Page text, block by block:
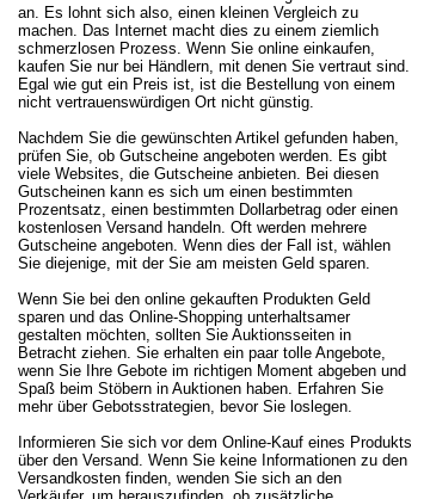
an. Es lohnt sich also, einen kleinen Vergleich zu
machen. Das Internet macht dies zu einem ziemlich
schmerzlosen Prozess. Wenn Sie online einkaufen,
kaufen Sie nur bei Händlern, mit denen Sie vertraut sind.
Egal wie gut ein Preis ist, ist die Bestellung von einem
nicht vertrauenswürdigen Ort nicht günstig.
Nachdem Sie die gewünschten Artikel gefunden haben,
prüfen Sie, ob Gutscheine angeboten werden. Es gibt
viele Websites, die Gutscheine anbieten. Bei diesen
Gutscheinen kann es sich um einen bestimmten
Prozentsatz, einen bestimmten Dollarbetrag oder einen
kostenlosen Versand handeln. Oft werden mehrere
Gutscheine angeboten. Wenn dies der Fall ist, wählen
Sie diejenige, mit der Sie am meisten Geld sparen.
Wenn Sie bei den online gekauften Produkten Geld
sparen und das Online-Shopping unterhaltsamer
gestalten möchten, sollten Sie Auktionsseiten in
Betracht ziehen. Sie erhalten ein paar tolle Angebote,
wenn Sie Ihre Gebote im richtigen Moment abgeben und
Spaß beim Stöbern in Auktionen haben. Erfahren Sie
mehr über Gebotsstrategien, bevor Sie loslegen.
Informieren Sie sich vor dem Online-Kauf eines Produkts
über den Versand. Wenn Sie keine Informationen zu den
Versandkosten finden, wenden Sie sich an den